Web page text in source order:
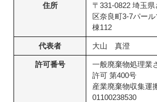
住所
〒331-0822 埼玉
区奈良町3-7パー
棟112
代表者 大山 真澄
許可番号
一般廃棄物処理業
許可 第400号
産業廃棄物収集
01100238530